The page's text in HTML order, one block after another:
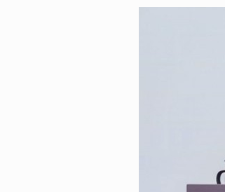
وأعداء الإسلام اضغط هنا >> المزيد
>> المزيد
صلى الله عليه وسلم >> المزيد